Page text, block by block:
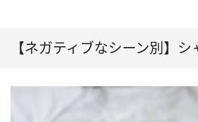
【ネガティブなシーン別】